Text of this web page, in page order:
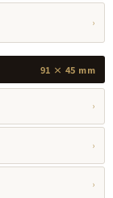
›
91 × 45 mm
›
›
›